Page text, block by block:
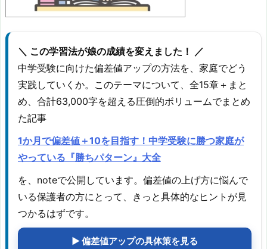
＼ この学習法が娘の成績を変えました！ ／
中学受験に向けた偏差値アップの方法を、家庭でどう
実践していくか。このテーマについて、全15章＋まと
め、合計63,000字を超える圧倒的ボリュームでまとめ
た記事
1か月で偏差値＋10を目指す！中学受験に勝つ家庭が
やっている『勝ちパターン』大全
を、noteで公開しています。偏差値の上げ方に悩んで
いる保護者の方にとって、きっと具体的なヒントが見
つかるはずです。
▶ 偏差値アップの具体策を見る